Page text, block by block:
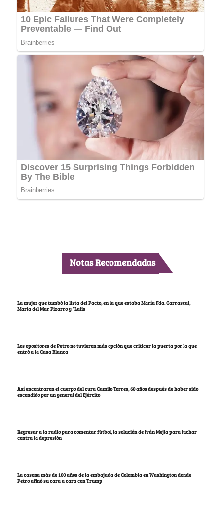
Notas Recomendadas
La mujer que tumbó la lista del Pacto, en la que estaba María Fda. Carrascal,
María del Mar Pizarro y “Lalis
Los opositores de Petro no tuvieron más opción que criticar la puerta por la que
entró a la Casa Blanca
Así encontraron el cuerpo del cura Camilo Torres, 60 años después de haber sido
escondido por un general del Ejército
Regresar a la radio para comentar fútbol, la solución de Iván Mejía para luchar
contra la depresión
La casona más de 100 años de la embajada de Colombia en Washington donde
Petro afinó su cara a cara con Trump